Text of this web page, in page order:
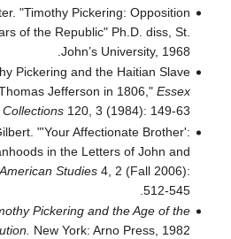
"Timothy Pickering: Opposition
of the Republic" Ph.D. diss, St.
John’s University, 1968.
Pickering and the Haitian Slave
Jefferson in 1806," Essex
120, 3 (1984): 149-63.
"'Your Affectionate Brother':
in the Letters of John and
Studies4, 2 (Fall 2006):
512-545.
Pickering and the Age of the
New York: Arno Press, 1982.